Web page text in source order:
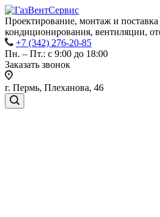
Проектирование, монтаж и поставка
кондиционирования, вентиляции,
+7 (342) 276-20-85
Пн. – Пт.: с 9:00 до 18:00
Заказать звонок
г. Пермь, Плеханова, 46